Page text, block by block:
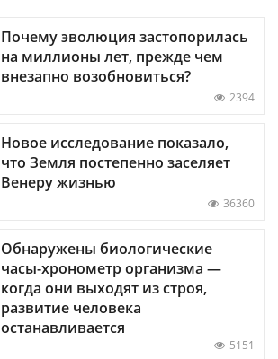
Почему эволюция застопорилась
на миллионы лет, прежде чем
внезапно возобновиться?
2394
Новое исследование показало,
что Земля постепенно заселяет
Венеру жизнью
36360
Обнаружены биологические
часы-хронометр организма —
когда они выходят из строя,
развитие человека
останавливается
5151